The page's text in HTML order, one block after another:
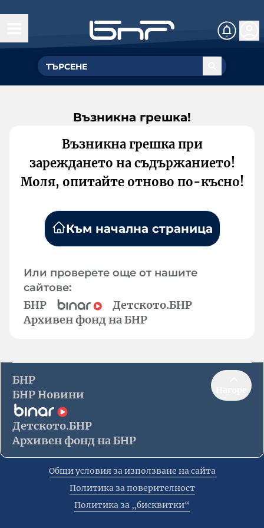
Възникна грешка!
Възникна грешка при
зареждането на съдържанието!
Моля, опитайте отново по-късно!
Към начална страница
Или проверете още от нашите
сайтове:
БНР
Детското.БНР
Архивен фонд на БНР
БНР
БНР Новини
Детското.БНР
Архивен фонд на БНР
Общи условия за използване на сайта
Политика за поверителност
Политика за „бисквитки“